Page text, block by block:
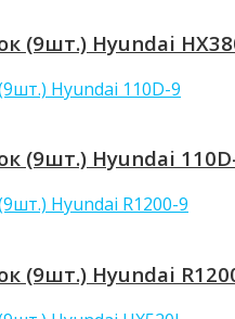
(9шт.) Hyundai
(9шт.) Hyundai
(9шт.) Hyundai